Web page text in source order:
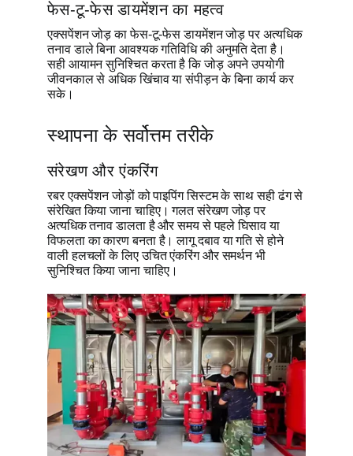
फेस-टू-फेस डायमेंशन का महत्व
एक्सपेंशन जोड़ का फेस-टू-फेस डायमेंशन जोड़ पर अत्यधिक
तनाव डाले बिना आवश्यक गतिविधि की अनुमति देता है।
सही आयामन सुनिश्चित करता है कि जोड़ अपने उपयोगी
जीवनकाल से अधिक खिंचाव या संपीड़न के बिना कार्य कर
सके।
स्थापना के सर्वोत्तम तरीके
संरेखण और एंकरिंग
रबर एक्सपेंशन जोड़ों को पाइपिंग सिस्टम के साथ सही ढंग से
संरेखित किया जाना चाहिए। गलत संरेखण जोड़ पर
अत्यधिक तनाव डालता है और समय से पहले घिसाव या
विफलता का कारण बनता है। लागू दबाव या गति से होने
वाली हलचलों के लिए उचित एंकरिंग और समर्थन भी
सुनिश्चित किया जाना चाहिए।